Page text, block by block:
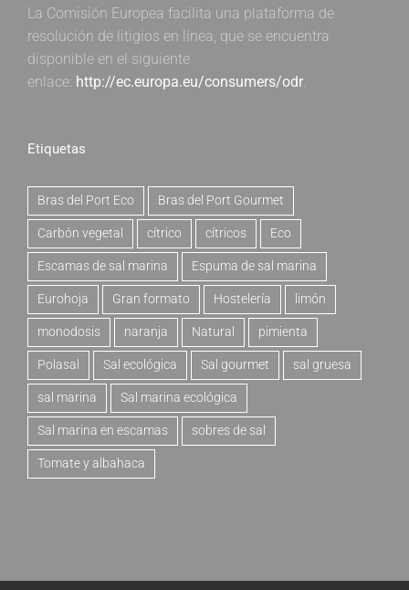
La Comisión Europea facilita una plataforma de
resolución de litigios en línea, que se encuentra
disponible en el siguiente
enlace: http://ec.europa.eu/consumers/odr.
Etiquetas
Bras del Port Eco Bras del Port Gourmet
Carbón vegetal cítrico cítricos Eco
Escamas de sal marina Espuma de sal marina
Eurohoja Gran formato Hostelería limón
monodosis naranja Natural pimienta
Polasal Sal ecológica Sal gourmet sal gruesa
sal marina Sal marina ecológica
Sal marina en escamas sobres de sal
Tomate y albahaca